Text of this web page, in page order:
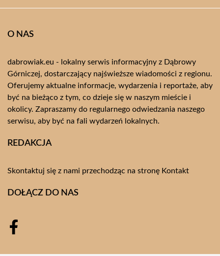
O NAS
dabrowiak.eu - lokalny serwis informacyjny z Dąbrowy
Górniczej, dostarczający najświeższe wiadomości z regionu.
Oferujemy aktualne informacje, wydarzenia i reportaże, aby
być na bieżąco z tym, co dzieje się w naszym mieście i
okolicy. Zapraszamy do regularnego odwiedzania naszego
serwisu, aby być na fali wydarzeń lokalnych.
REDAKCJA
Skontaktuj się z nami przechodząc na stronę Kontakt
DOŁĄCZ DO NAS